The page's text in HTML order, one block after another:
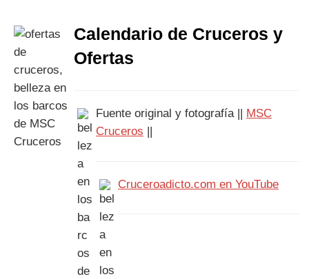
Calendario de Cruceros y
Ofertas
Fuente original y fotografía || MSC
Cruceros ||
Cruceroadicto.com en YouTube